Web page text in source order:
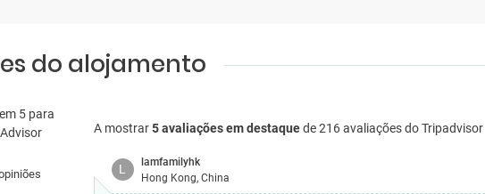
do alojamento
A mostrar5 avaliações em destaquede 216 avaliações do Tripadvisor
L
lamfamilyhk
Hong Kong, China